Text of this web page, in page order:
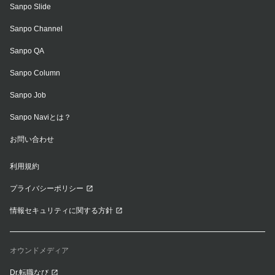
Sanpo Slide
Sanpo Channel
Sanpo QA
Sanpo Column
Sanpo Job
Sanpo Naviとは？
お問い合わせ
利用規約
プライバシーポリシー
情報セキュリティに関する方針
オウンドメディア
Dr.転職なび